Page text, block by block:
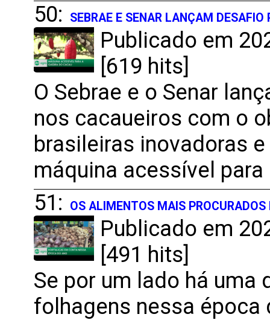
50:
SEBRAE E SENAR LANÇAM
Publicado em
[619 hits]
O Sebrae e o Senar
nos cacaueiros com o
brasileiras inovadoras
máquina acessível
51:
OS ALIMENTOS MAIS
Publicado em
[491 hits]
Se por um lado há uma
folhagens nessa